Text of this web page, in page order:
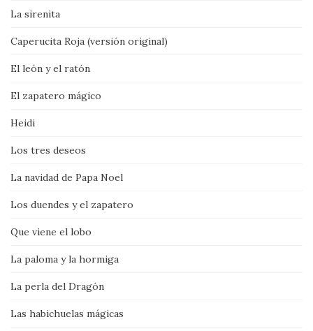
La sirenita
Caperucita Roja (versión original)
El león y el ratón
El zapatero mágico
Heidi
Los tres deseos
La navidad de Papa Noel
Los duendes y el zapatero
Que viene el lobo
La paloma y la hormiga
La perla del Dragón
Las habichuelas mágicas